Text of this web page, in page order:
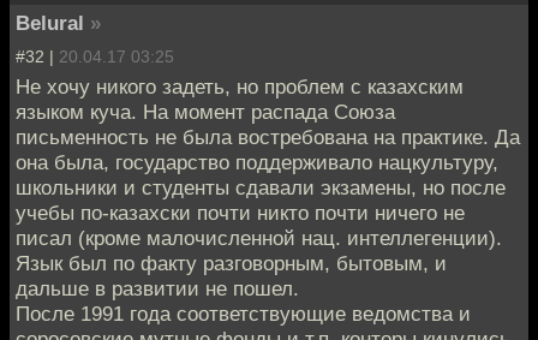
Belural »
#32 | 20.04.17 03:25
Не хочу никого задеть, но проблем с казахским
языком куча. На момент распада Союза
письменность не была востребована на практике. Да
она была, государство поддерживало нацкультуру,
школьники и студенты сдавали экзамены, но после
учебы по-казахски почти никто почти ничего не
писал (кроме малочисленной нац. интеллегенции).
Язык был по факту разговорным, бытовым, и
дальше в развитии не пошел.
После 1991 года соответствующие ведомства и